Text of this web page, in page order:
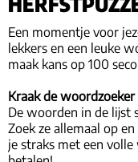
Een momentje voor
lekkers en een leuke
maak kans op 100
Kraak de woordzoeker
De woorden in de lijst
Zoek ze allemaal op
je straks met een